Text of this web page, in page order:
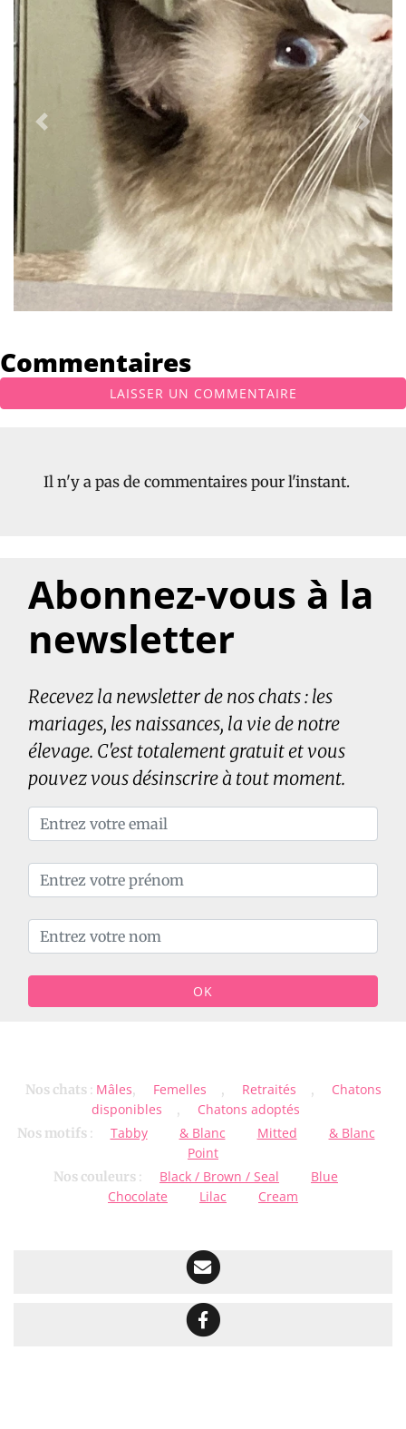
Previous Next
Commentaires
LAISSER UN COMMENTAIRE
Il n'y a pas de commentaires pour l'instant.
Abonnez-vous à la
newsletter
Recevez la newsletter de nos chats : les
mariages, les naissances, la vie de notre
élevage. C'est totalement gratuit et vous
pouvez vous désinscrire à tout moment.
OK
Nos chats: Mâles, Femelles , Retraités ,
Chatons
disponibles
, Chatons adoptés
Nos motifs: Tabby & Blanc Mitted
& Blanc
Point
Nos couleurs : Black / Brown / Seal
Blue
Chocolate
Lilac Cream